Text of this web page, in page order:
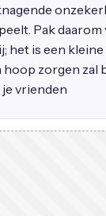
Pak daarom
het is een kleine
zorgen zal
vrienden